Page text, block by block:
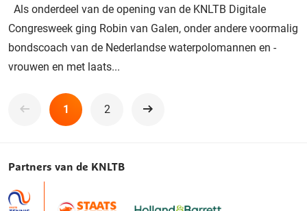
Als onderdeel van de opening van de KNLTB Digitale
Congresweek ging Robin van Galen, onder andere voormalig
bondscoach van de Nederlandse waterpolomannen en -
vrouwen en met laats...
1 2
Volgende
Partners van de KNLTB